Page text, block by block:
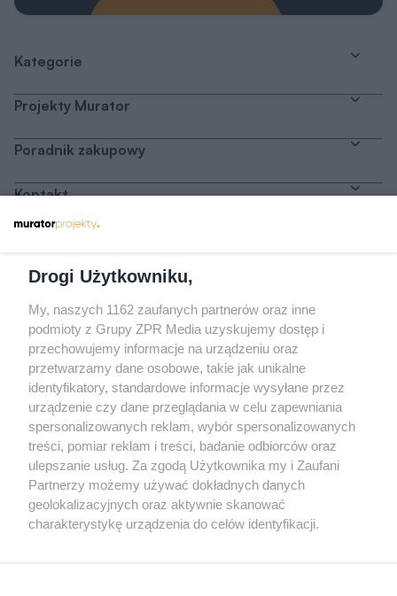
Kategorie
Projekty Murator
Poradnik zakupowy
Kontakt
Odwiedź grupę na Facebooku
Gdybym budował drugi raz - mądry Polak
przed budową
Forum Muratora
Drogi Użytkowniku,
My, naszych 1162 zaufanych partnerów oraz inne
podmioty z Grupy ZPR Media uzyskujemy dostęp i
przechowujemy informacje na urządzeniu oraz
przetwarzamy dane osobowe, takie jak unikalne
identyfikatory, standardowe informacje wysyłane przez
urządzenie czy dane przeglądania w celu zapewniania
spersonalizowanych reklam, wybór spersonalizowanych
treści, pomiar reklam i treści, badanie odbiorców oraz
ulepszanie usług. Za zgodą Użytkownika my i Zaufani
Partnerzy możemy używać dokładnych danych
geolokalizacyjnych oraz aktywnie skanować
charakterystykę urządzenia do celów identyfikacji.